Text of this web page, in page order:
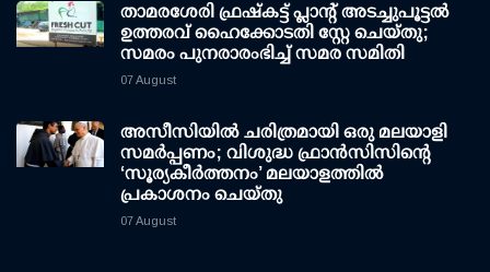
താമരശേരി ഫ്രഷ്കട്ട് പ്ലാന്റ് അടച്ചുപൂട്ടൽ
ഉത്തരവ് ഹൈക്കോടതി സ്റ്റേ ചെയ്തു;
സമരം പുനരാരംഭിച്ച് സമര സമിതി
07 August
അസീസിയിൽ ചരിത്രമായി ഒരു മലയാളി
സമർപ്പണം; വിശുദ്ധ ഫ്രാൻസിസിന്റെ
‘സൂര്യകീർത്തനം’ മലയാളത്തിൽ
പ്രകാശനം ചെയ്തു
07 August